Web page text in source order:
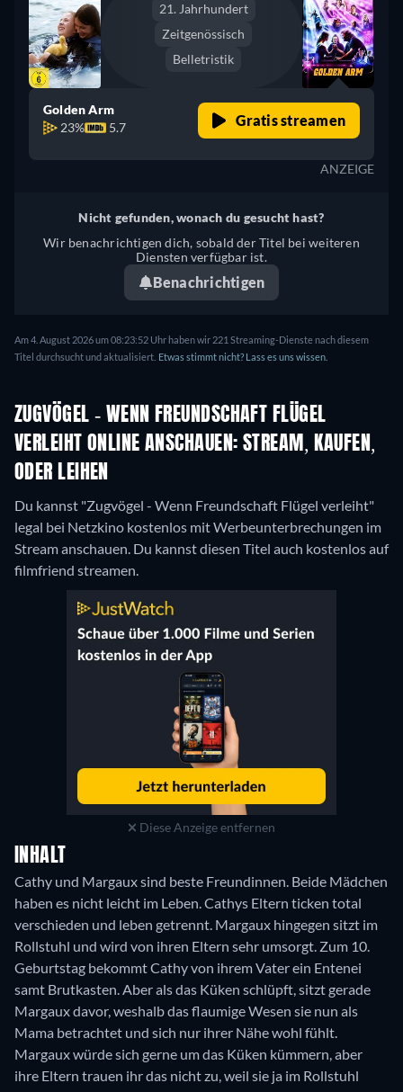
21. Jahrhundert
Zeitgenössisch
Belletristik
Golden Arm
23%
5.7 Gratis streamen
ANZEIGE
Nicht gefunden, wonach du gesucht hast?
Wir benachrichtigen dich, sobald der Titel bei weiteren
Diensten verfügbar ist.
Benachrichtigen
Am 4. August 2026 um 08:23:52 Uhr haben wir 221 Streaming-Dienste nach diesem
Titel durchsucht und aktualisiert. Etwas stimmt nicht? Lass es uns wissen.
ZUGVÖGEL - WENN FREUNDSCHAFT FLÜGEL
VERLEIHT ONLINE ANSCHAUEN: STREAM, KAUFEN,
ODER LEIHEN
Du kannst "Zugvögel - Wenn Freundschaft Flügel verleiht"
legal bei Netzkino kostenlos mit Werbeunterbrechungen im
Stream anschauen. Du kannst diesen Titel auch kostenlos auf
filmfriend streamen.
Diese Anzeige entfernen
INHALT
Cathy und Margaux sind beste Freundinnen. Beide Mädchen
haben es nicht leicht im Leben. Cathys Eltern ticken total
verschieden und leben getrennt. Margaux hingegen sitzt im
Rollstuhl und wird von ihren Eltern sehr umsorgt. Zum 10.
Geburtstag bekommt Cathy von ihrem Vater ein Entenei
samt Brutkasten. Aber als das Küken schlüpft, sitzt gerade
Margaux davor, weshalb das flaumige Wesen sie nun als
Mama betrachtet und sich nur ihrer Nähe wohl fühlt.
Margaux würde sich gerne um das Küken kümmern, aber
ihre Eltern trauen ihr das nicht zu, weil sie ja im Rollstuhl